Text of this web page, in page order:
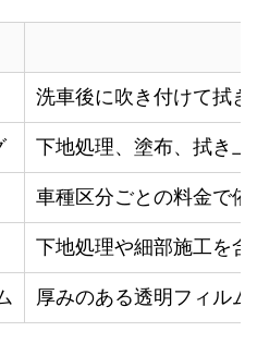
洗車後に吹き付けて拭
下地処理、塗布、拭き
車種区分ごとの料金で
下地処理や細部施工を
厚みのある透明フィル